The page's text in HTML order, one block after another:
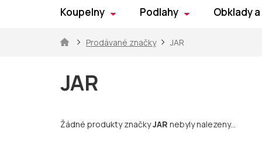
Koupelny Podlahy Obklady
DomůProdávané značky JAR
JAR
Žádné produkty značkyJAR nebyly nalezeny...